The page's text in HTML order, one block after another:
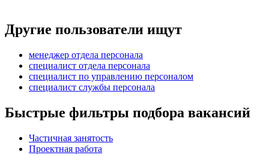
Другие пользователи ищут
менеджер отдела персонала
специалист отдела персонала
специалист по управлению персоналом
специалист службы персонала
Быстрые фильтры подбора вакансий
Частичная занятость
Проектная работа